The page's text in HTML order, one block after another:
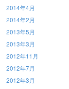
2014年4月
2014年2月
2013年5月
2013年3月
2012年11月
2012年7月
2012年3月